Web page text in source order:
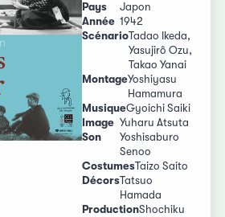
Pays
Japon
Année 1942
ScénarioTadao Ikeda,
Yasujirô Ozu,
Takao Yanai
MontageYoshiyasu
Hamamura
MusiqueGyoichi Saiki
Image Yuharu Atsuta
Son
Yoshisaburo
Senoo
CostumesTaizo Saito
DécorsTatsuo
Hamada
ProductionShochiku